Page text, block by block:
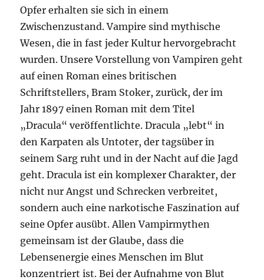
Opfer erhalten sie sich in einem
Zwischenzustand. Vampire sind mythische
Wesen, die in fast jeder Kultur hervorgebracht
wurden. Unsere Vorstellung von Vampiren geht
auf einen Roman eines britischen
Schriftstellers, Bram Stoker, zurück, der im
Jahr 1897 einen Roman mit dem Titel
„Dracula“ veröffentlichte. Dracula „lebt“ in
den Karpaten als Untoter, der tagsüber in
seinem Sarg ruht und in der Nacht auf die Jagd
geht. Dracula ist ein komplexer Charakter, der
nicht nur Angst und Schrecken verbreitet,
sondern auch eine narkotische Faszination auf
seine Opfer ausübt. Allen Vampirmythen
gemeinsam ist der Glaube, dass die
Lebensenergie eines Menschen im Blut
konzentriert ist. Bei der Aufnahme von Blut